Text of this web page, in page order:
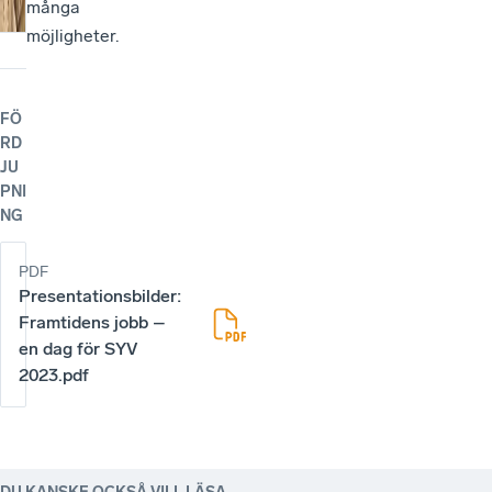
många
möjligheter.
FÖ
RD
JU
PNI
NG
PDF
Presentationsbilder:
Framtidens jobb –
en dag för SYV
2023.pdf